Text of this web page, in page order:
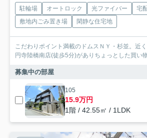
駐輪場 オートロック 光ファイバー
宅
敷地内ごみ置き場
閑静な住宅地
こだわりポイント満載のドムスＮＹ・杉並。近
円寺陸橋南店(徒歩5分)がありちょっとした買い
募集中の部屋
105
15.9万円
1階 / 42.55㎡ / 1LDK